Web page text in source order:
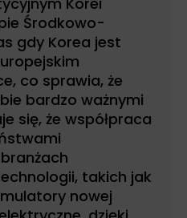
Środkowo-
gdy Korea jest
co sprawia, że
bardzo ważnymi
się, że współpraca
takich jak
nowej